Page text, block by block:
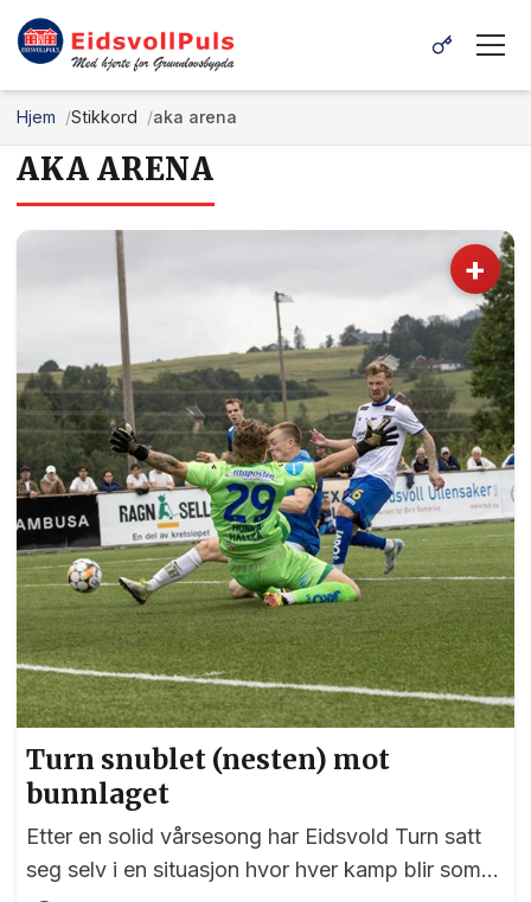
Hjem Stikkord aka arena
AKA ARENA
+
Turn snublet (nesten) mot
bunnlaget
Etter en solid vårsesong har Eidsvold Turn satt
seg selv i en situasjon hvor hver kamp blir som